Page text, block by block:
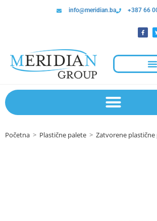
info@meridian.ba +387 66
Početna > Plastične palete > Zatvorene plastične